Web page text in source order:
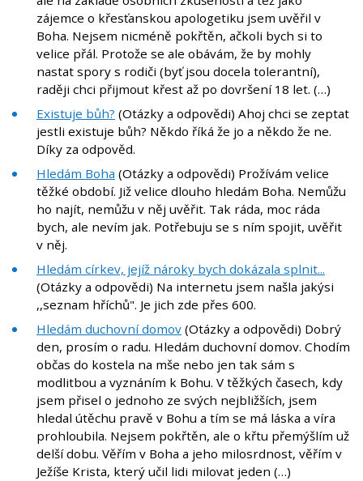
zájemce o křesťanskou apologetiku jsem uvěřil v
Boha. Nejsem nicméně pokřtěn, ačkoli bych si to
velice přál. Protože se ale obávám, že by mohly
nastat spory s rodiči (byť jsou docela tolerantní),
raději chci přijmout křest až po dovršení 18 let. (…)
Existuje bůh? (Otázky a odpovědi) Ahoj chci se zeptat
jestli existuje bůh? Někdo říká že jo a někdo že ne.
Díky za odpověd.
Hledám Boha (Otázky a odpovědi) Prožívám velice
těžké období. Již velice dlouho hledám Boha. Nemůžu
ho najít, nemůžu v něj uvěřit. Tak ráda, moc ráda
bych, ale nevím jak. Potřebuju se s ním spojit, uvěřit
v něj.
Hledám církev, jejíž nároky bych dokázala splnit...
(Otázky a odpovědi) Na internetu jsem našla jakýsi
,,seznam hříchů". Je jich zde přes 600.
Hledám duchovní domov (Otázky a odpovědi) Dobrý
den, prosím o radu. Hledám duchovní domov. Chodím
občas do kostela na mše nebo jen tak sám s
modlitbou a vyznáním k Bohu. V těžkých časech, kdy
jsem přisel o jednoho ze svých nejbližších, jsem
hledal útěchu pravě v Bohu a tím se má láska a víra
prohloubila. Nejsem pokřtěn, ale o křtu přemýšlím už
delší dobu. Věřím v Boha a jeho milosrdnost, věřím v
Ježíše Krista, který učil lidi milovat jeden (…)